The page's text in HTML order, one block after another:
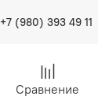
+7 (980) 393 49 11
Сравнение